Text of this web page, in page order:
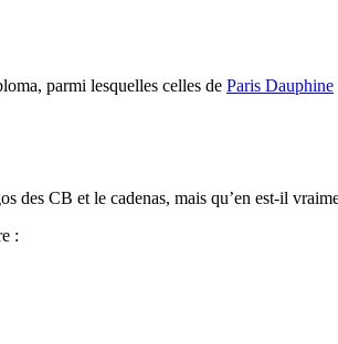
parmi lesquelles celles de Paris Dauphine
des CB et le cadenas, mais qu’en est-il
: